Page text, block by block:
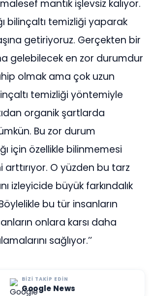
mantık işlevsiz kalıyor.
bilinçaltı temizliği yaparak
getiriyoruz. Gerçekten bir
gelebilecek en zor durumdur
olmak ama çok uzun
temizliği yöntemiyle
organik şartlarda
Bu zor durum
için özellikle bilinmemesi
arttırıyor. O yüzden bu tarz
izleyicide büyük farkındalık
bu tür insanların
onlara karsı daha
sağlıyor.’’
BIZI TAKIP EDIN
Google News